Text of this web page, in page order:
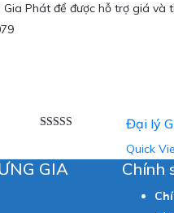
Gia Phát để được hỗ trợ giá
sao
Đại lý
Quick
GIA
Chính